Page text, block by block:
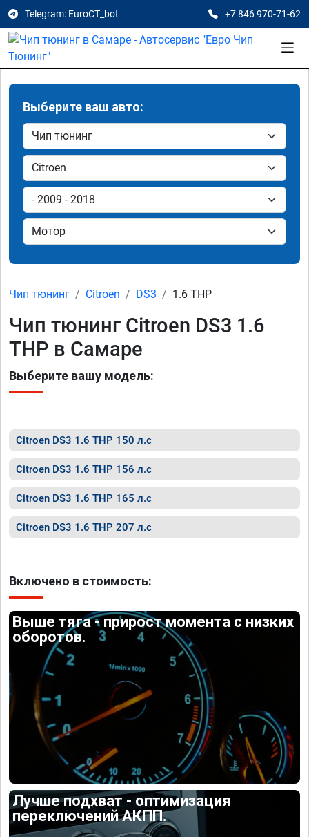
Telegram: EuroCT_bot +7 846 970-71-62
Выберите ваш авто:
Чип тюнинг Citroen DS3 1.6 THP
Чип тюнинг Citroen DS3 1.6
THP в Самаре
Выберите вашу модель:
Citroen DS3 1.6 THP 150 л.с
Citroen DS3 1.6 THP 156 л.с
Citroen DS3 1.6 THP 165 л.с
Citroen DS3 1.6 THP 207 л.с
Включено в стоимость:
Выше тяга - прирост момента с низких
оборотов.
Лучше подхват - оптимизация
переключений АКПП.